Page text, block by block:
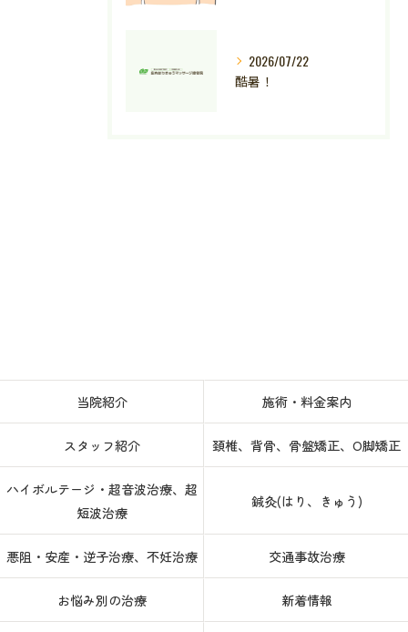
2026/07/22
酷暑！
当院紹介 施術・料金案内
スタッフ紹介 頚椎、背骨、骨盤矯正、O脚矯正
ハイボルテージ・超音波治療、超
短波治療
鍼灸(はり、きゅう)
悪阻・安産・逆子治療、不妊治療 交通事故治療
お悩み別の治療 新着情報